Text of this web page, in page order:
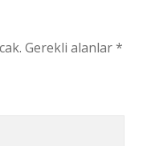
Gerekli alanlar*